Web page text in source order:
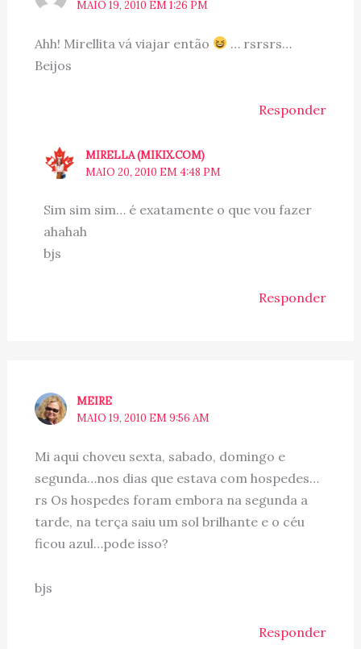
MAIO 19, 2010 EM 1:26 PM
Ahh! Mirellita vá viajar então
… rsrsrs…
Beijos
Responder
MIRELLA (MIKIX.COM)
MAIO 20, 2010 EM 4:48 PM
Sim sim sim… é exatamente o que vou fazer
ahahah
bjs
Responder
MEIRE
MAIO 19, 2010 EM 9:56 AM
Mi aqui choveu sexta, sabado, domingo e
segunda…nos dias que estava com hospedes…
rs Os hospedes foram embora na segunda a
tarde, na terça saiu um sol brilhante e o céu
ficou azul…pode isso?
bjs
Responder